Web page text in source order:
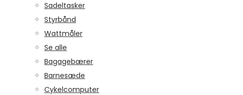
Sadeltasker
Styrbånd
Wattmåler
Se alle
Bagagebærer
Barnesæde
Cykelcomputer